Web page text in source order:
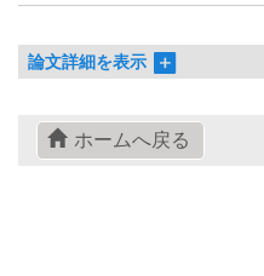
論文詳細を表示
ホームへ戻る